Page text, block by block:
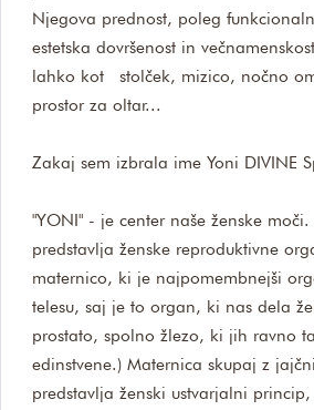
Njegova prednost, poleg
estetska dovršenost in
lahko kot stolček, mizico, nočno
prostor za oltar...
Zakaj sem izbrala ime Yoni DIVINE
"YONI" - je center naše ženske moči.
predstavlja ženske reproduktivne
maternico, ki je najpomembnejši
telesu, saj je to organ, ki nas dela
prostato, spolno žlezo, ki jih ravno
edinstvene.) Maternica skupaj z
predstavlja ženski ustvarjalni